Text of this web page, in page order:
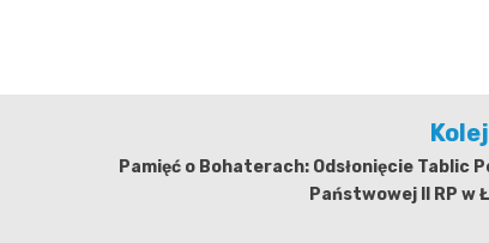
Pamięć o Bohaterach: Odsłonięcie Tablic
Państwowej II RP w